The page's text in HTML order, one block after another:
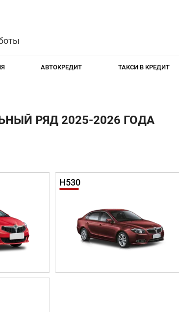
АВТОКРЕДИТ ТАКСИ В КРЕДИТ
РЯД 2025-2026 ГОДА
H530